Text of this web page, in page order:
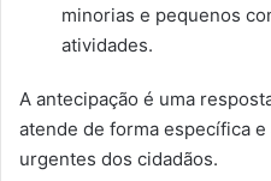
minorias e pequenos
atividades.
A antecipação é uma
atende de forma específica
urgentes dos cidadãos.